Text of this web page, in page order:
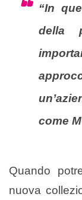
“In
della
come
Quando
nuova